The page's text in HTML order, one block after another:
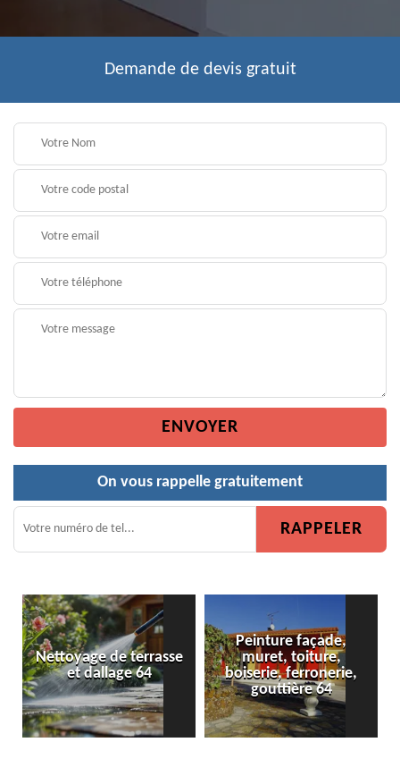
Demande de devis gratuit
On vous rappelle gratuitement
de terrasse
64
Peinture façade,
muret, toiture,
boiserie, ferronerie,
gouttière 64
Peinture de